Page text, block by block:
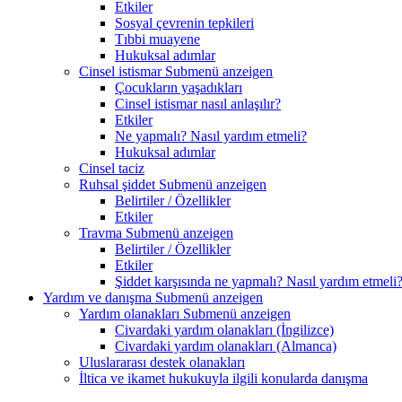
Etkiler
Sosyal çevrenin tepkileri
Tıbbi muayene
Hukuksal adımlar
Cinsel istismar Submenü anzeigen
Çocukların yaşadıkları
Cinsel istismar nasıl anlaşılır?
Etkiler
Ne yapmalı? Nasıl yardım etmeli?
Hukuksal adımlar
Cinsel taciz
Ruhsal şiddet Submenü anzeigen
Belirtiler / Özellikler
Etkiler
Travma Submenü anzeigen
Belirtiler / Özellikler
Etkiler
Şiddet karşısında ne yapmalı? Nasıl yardım etmeli?
Yardım ve danışma Submenü anzeigen
Yardım olanakları Submenü anzeigen
Civardaki yardım olanakları (İngilizce)
Civardaki yardım olanakları (Almanca)
Uluslararası destek olanakları
İltica ve ikamet hukukuyla ilgili konularda danışma